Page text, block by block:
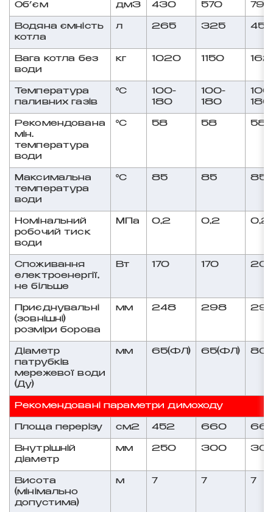
Об’єм дм3 430 570 790
Водяна ємність
котла
л 265 325 455
Вага котла без
води
кг 1020 1150
Температура
паливних газів
°C
100-
180
100-
180
180
Рекомендована
мін.
температура
води
°C 58 58 58
Максимальна
температура
води
°C 85 85 85
Номінальний
робочий тиск
води
МПа 0,2 0,2 0,2
Споживання
електроенергії,
не більше
Вт 170 170
Приєднувальні
(зовнішні)
розміри борова
мм 248 298
Діаметр
патрубків
мережевої води
(Ду)
мм 65(ФЛ) 65(ФЛ)
Рекомендовані параметри димоходу
Площа перерізу см2 452 660
Внутрішній
діаметр
мм 250 300
Висота
(мінімально
допустима)
м 7 7 7